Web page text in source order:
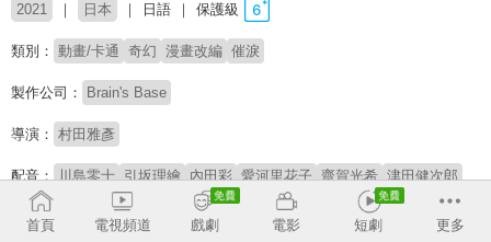
2021 日本 日語 保護級
類別： 動畫/卡通 奇幻 漫畫改編 催淚
製作公司： Brain's Base
導演： 村田雅彥
配音： 川島零士 引坂理繪 內田彩 愛河里花子 齋賀光希 津田健次郎
原著： 大今良時
首頁 電視頻道 戲劇 電影 短劇 更多